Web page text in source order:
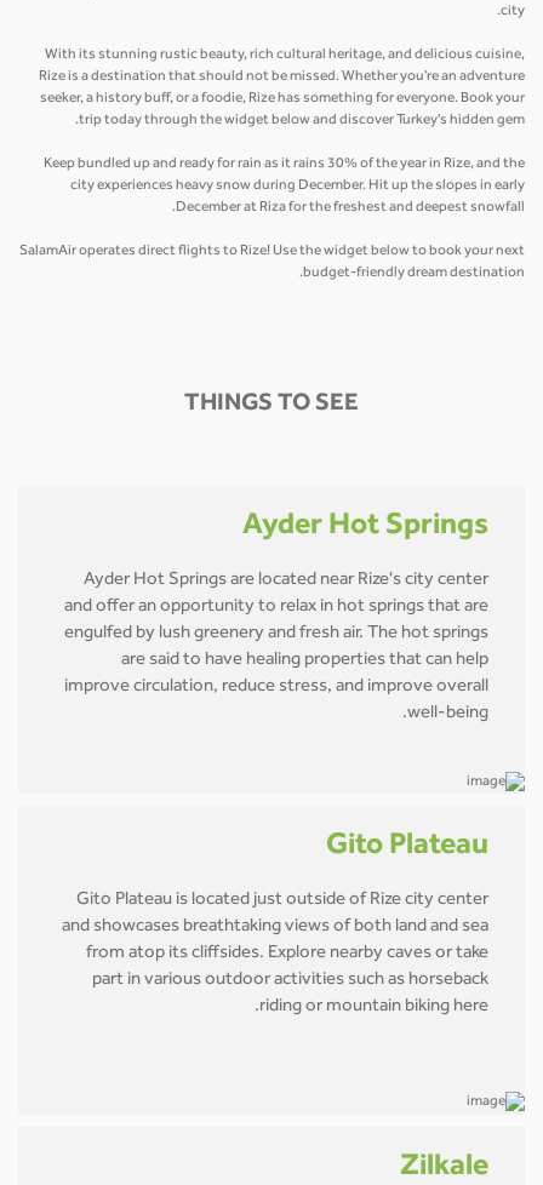
city.
With its stunning rustic beauty, rich cultural heritage, and delicious cuisine,
Rize is a destination that should not be missed. Whether you're an adventure
seeker, a history buff, or a foodie, Rize has something for everyone. Book your
trip today through the widget below and discover Turkey's hidden gem.
Keep bundled up and ready for rain as it rains 30% of the year in Rize, and the
city experiences heavy snow during December. Hit up the slopes in early
December at Riza for the freshest and deepest snowfall.
SalamAir operates direct flights to Rize! Use the widget below to book your next
budget-friendly dream destination.
THINGS TO SEE
Ayder Hot Springs
Ayder Hot Springs are located near Rize's city center
and offer an opportunity to relax in hot springs that are
engulfed by lush greenery and fresh air. The hot springs
are said to have healing properties that can help
improve circulation, reduce stress, and improve overall
well-being.
Gito Plateau
Gito Plateau is located just outside of Rize city center
and showcases breathtaking views of both land and sea
from atop its cliffsides. Explore nearby caves or take
part in various outdoor activities such as horseback
riding or mountain biking here.
Zilkale